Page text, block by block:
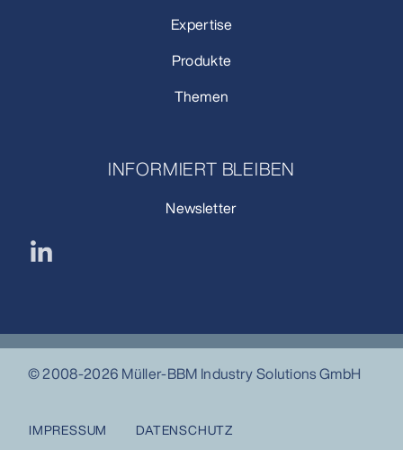
Expertise
Produkte
Themen
INFORMIERT BLEIBEN
Newsletter
© 2008-2026 Müller-BBM Industry Solutions GmbH
IMPRESSUM DATENSCHUTZ